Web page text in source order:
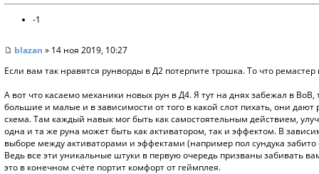
-1
blazan » 14 ноя 2019, 10:27
Если вам так нравятся рунворды в Д2 потерпите трошка. То что
А вот что касаемо механики новых рун в Д4. Я тут на днях забежал в
большие и малые и в зависимости от того в какой слот пихать, они
схема. Там каждый навык мог быть как самостоятельным действием,
одна и та же руна может быть как активатором, так и эффектом. В
выборе между активаторами и эффектами (например пол сундука забито
Ведь все эти уникальные штуки в первую очередь призваны забивать
это в конечном счёте портит комфорт от геймплея.